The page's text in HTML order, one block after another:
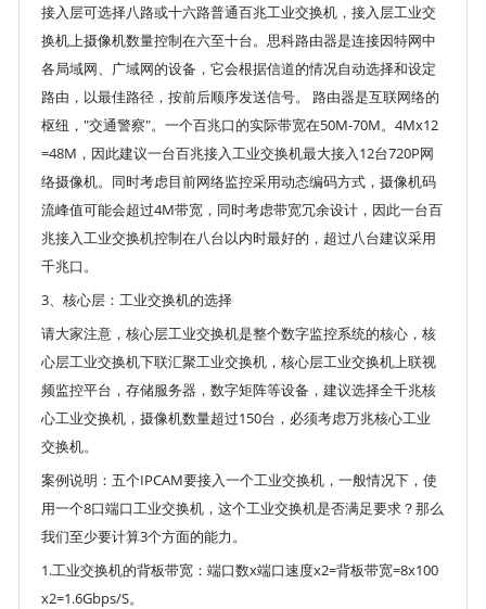
接入层可选择八路或十六路普通百兆工业交换机，接入层工业交
换机上摄像机数量控制在六至十台。思科路由器是连接因特网中
各局域网、广域网的设备，它会根据信道的情况自动选择和设定
路由，以最佳路径，按前后顺序发送信号。 路由器是互联网络的
枢纽，"交通警察"。一个百兆口的实际带宽在50M-70M。4Mx12
=48M，因此建议一台百兆接入工业交换机最大接入12台720P网
络摄像机。同时考虑目前网络监控采用动态编码方式，摄像机码
流峰值可能会超过4M带宽，同时考虑带宽冗余设计，因此一台百
兆接入工业交换机控制在八台以内时最好的，超过八台建议采用
千兆口。
3、核心层：工业交换机的选择
请大家注意，核心层工业交换机是整个数字监控系统的核心，核
心层工业交换机下联汇聚工业交换机，核心层工业交换机上联视
频监控平台，存储服务器，数字矩阵等设备，建议选择全千兆核
心工业交换机，摄像机数量超过150台，必须考虑万兆核心工业
交换机。
案例说明：五个IPCAM要接入一个工业交换机，一般情况下，使
用一个8口端口工业交换机，这个工业交换机是否满足要求？那么
我们至少要计算3个方面的能力。
1.工业交换机的背板带宽：端口数x端口速度x2=背板带宽=8x100
x2=1.6Gbps/S。